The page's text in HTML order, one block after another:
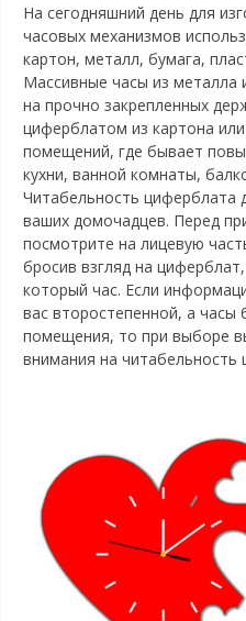
На сегодняшний день для
часовых механизмов
картон, металл, бумага,
Массивные часы из металла
на прочно закрепленных
циферблатом из картона
помещений, где бывает
кухни, ванной комнаты,
Читабельность циферблата
ваших домочадцев. Перед
посмотрите на лицевую
бросив взгляд на
который час. Если
вас второстепенной, а часы
помещения, то при выборе
внимания на читабельность